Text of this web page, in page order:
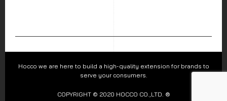
Hocco we are here to build a high-quality extension for brands to
serve your consumers.
COPYRIGHT © 2020 HOCCO CO.,LTD. ®